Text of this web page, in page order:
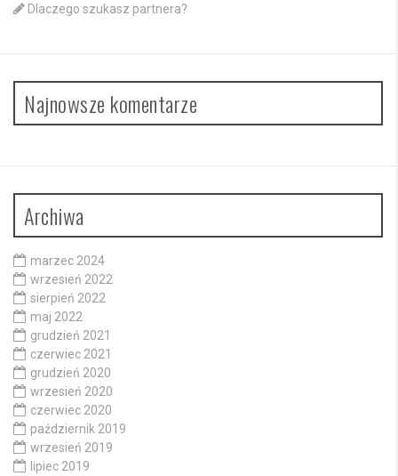
Dlaczego szukasz partnera?
Najnowsze komentarze
Archiwa
marzec 2024
wrzesień 2022
sierpień 2022
maj 2022
grudzień 2021
czerwiec 2021
grudzień 2020
wrzesień 2020
czerwiec 2020
październik 2019
wrzesień 2019
lipiec 2019